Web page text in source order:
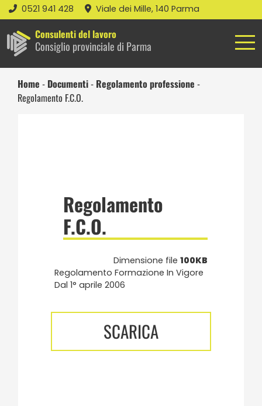
0521 941 428 Viale dei Mille, 140 Parma
Consulenti del lavoro
Consiglio provinciale di Parma
Home - Documenti- Regolamento professione -
Regolamento F.C.O.
Regolamento
F.C.O.
Dimensione file 100KB
Regolamento Formazione In Vigore
Dal 1° aprile 2006
SCARICA